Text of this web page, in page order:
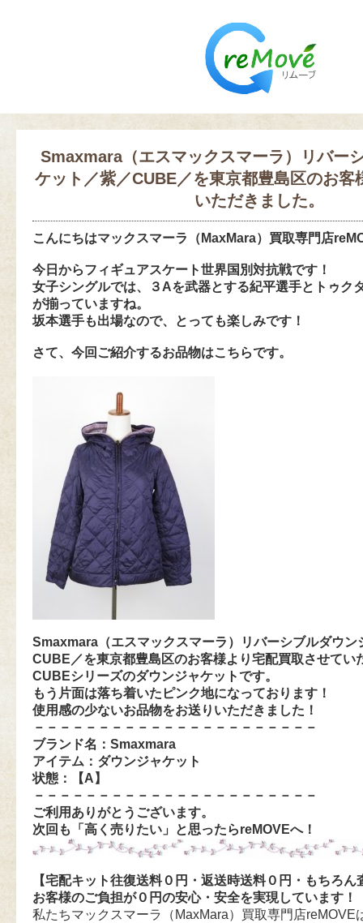
Smaxmara（エスマックスマーラ）リバー
ケット／紫／CUBE／を東京都豊島区のお客
いただきました。
こんにちはマックスマーラ（MaxMara）買取専門店
今日からフィギュアスケート世界国別対抗戦です！
女子シングルでは、３Aを武器とする紀平選手と トゥク
が揃っていますね。
坂本選手も出場なので、とっても楽しみです！
さて、今回ご紹介するお品物はこちらです。
Smaxmara（エスマックスマーラ）リバーシブルダウン
CUBE／を東京都豊島区のお客様より宅配買取させてい
CUBEシリーズのダウンジャケットです。
もう片面は落ち着いたピンク地になっております！
使用感の少ないお品物をお送りいただきました！
－－－－－－－－－－－－－－－－－－－－－－
ブランド名：Smaxmara
アイテム：ダウンジャケット
状態：【A 】
－－－－－－－－－－－－－－－－－－－－－－
ご利用ありがとうございます。
次回も「高く売りたい」と思ったらreMOVEへ！
【宅配キット往復送料０円・返送時送料０円・もちろん
お客様のご負担が０円の安心・安全を実現しています！
私たちマックスマーラ（MaxMara）買取専門店reMOVE